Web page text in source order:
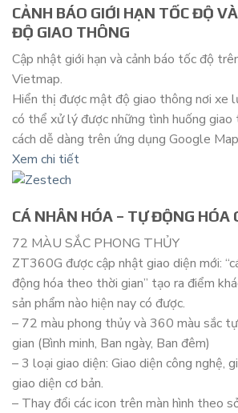
CẢNH BÁO GIỚI HẠN TỐC ĐỘ
ĐỘ GIAO THÔNG
Cập nhật giới hạn và cảnh báo tốc độ
Vietmap.
Hiển thị được mật độ giao thông nơi xe
có thể xử lý được những tình huống
cách dễ dàng trên ứng dụng Google
Xem chi tiết
CÁ NHÂN HÓA – TỰ ĐỘNG HÓA
72 MÀU SẮC PHONG THỦY
ZT360G được cập nhật giao diện mới:
động hóa theo thời gian” tạo ra điểm
sản phẩm nào hiện nay có được.
– 72 màu phong thủy và 360 màu sắc
gian (Bình minh, Ban ngày, Ban đêm)
– 3 loại giao diện: Giao diện công nghệ,
giao diện cơ bản.
– Thay đổi các icon trên màn hình theo